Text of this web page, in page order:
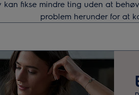
kan fikse mindre ting uden at
problem herunder for at